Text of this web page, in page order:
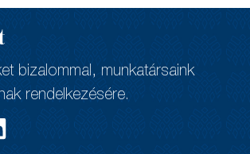
bizalommal, munkatársaink
rendelkezésére.